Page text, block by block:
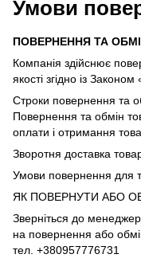
Умови
ПОВЕРНЕННЯ ТА
Компанія здійснює
якості згідно із
Строки повернення та
Повернення та обмін
оплати і отримання
Зворотня доставка
Умови повернення для
ЯК ПОВЕРНУТИ АБО
Зверніться до
на повернення або
тел. +380957776731